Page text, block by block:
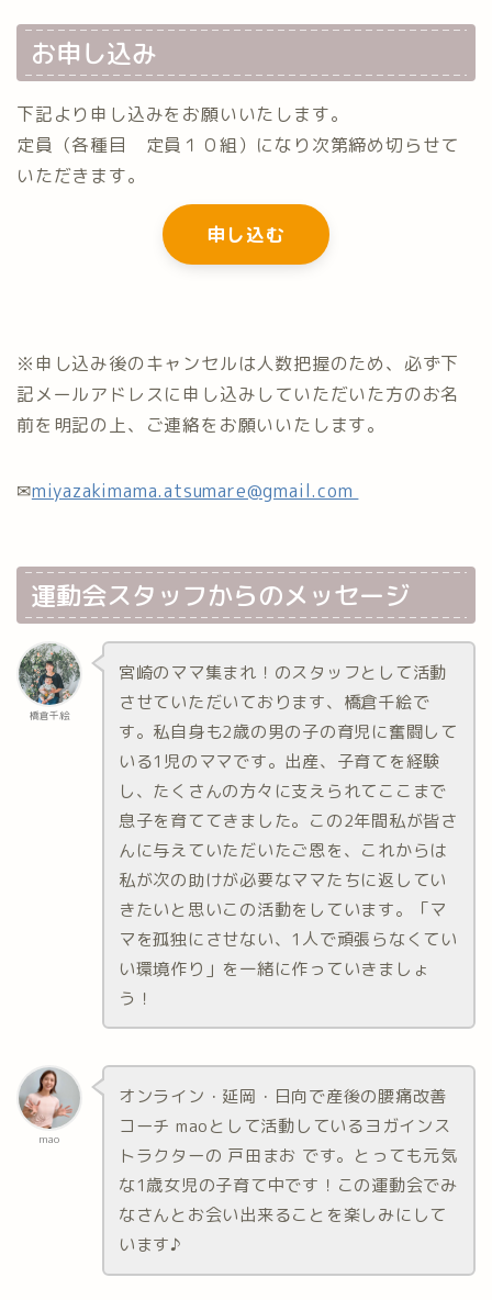
お申し込み
下記より申し込みをお願いいたします。
定員（各種目 定員１０組）になり次第締め切らせて
いただきます。
申し込む
※申し込み後のキャンセルは人数把握のため、必ず下
記メールアドレスに申し込みしていただいた方のお名
前を明記の上、ご連絡をお願いいたします。
✉miyazakimama.atsumare@gmail.com
運動会スタッフからのメッセージ
橋倉千絵
宮崎のママ集まれ！のスタッフとして活動
させていただいております、橋倉千絵で
す。私自身も2歳の男の子の育児に奮闘して
いる1児のママです。出産、子育てを経験
し、たくさんの方々に支えられてここまで
息子を育ててきました。この2年間私が皆さ
んに与えていただいたご恩を、これからは
私が次の助けが必要なママたちに返してい
きたいと思いこの活動をしています。「マ
マを孤独にさせない、1人で頑張らなくてい
い環境作り」を一緒に作っていきましょ
う！
mao
オンライン・延岡・日向で産後の腰痛改善
コーチ maoとして活動しているヨガインス
トラクターの 戸田まお です。とっても元気
な1歳女児の子育て中です！この運動会でみ
なさんとお会い出来ることを楽しみにして
います♪